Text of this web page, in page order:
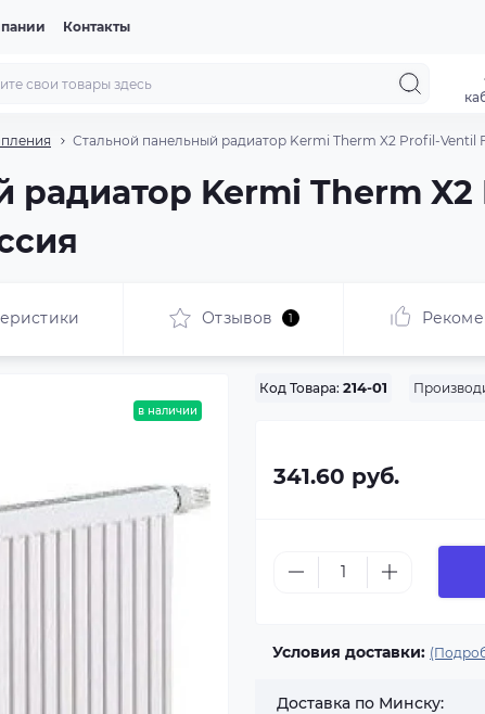
Контакты
Стальной панельный радиатор Kermi Therm X2 Profil-Ventil
Kermi Therm
Отзывов 1
в наличии
Код Товара: 214-01
341.60 руб.
Условия доставки:
Доставка по Минску: